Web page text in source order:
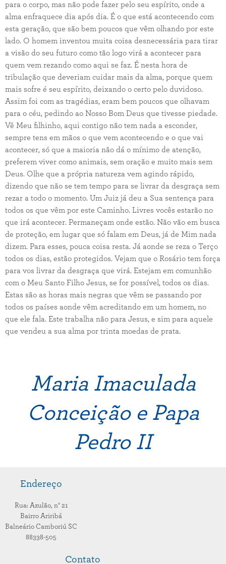
para o corpo, mas não pode fazer pelo seu espírito, onde a
alma enfraquece dia após dia. É o que está acontecendo com
esta geração, que são bem poucos que vêm olhando por este
lado. O homem inventou muita coisa desnecessária para tirar
a visão do seu futuro como tão logo virá a acontecer para
quem vem rezando como aqui se faz. É nesta hora de
tribulação que deveriam cuidar mais da alma, porque quem
mais sofre é seu espírito, deixando o certo pelo duvidoso.
Assim foi com as tragédias, eram bem poucos que olhavam
para o céu, pedindo ao Nosso Bom Deus que tivesse piedade.
Vê Meu filhinho, aqui contigo não tem nada a esconder,
sempre tens em mãos o que vem acontecendo e o que vai
acontecer, só que a maioria não dá o mínimo de atenção,
preferem viver como animais, sem oração e muito mais sem
Deus. Olhe que a própria natureza vem agindo rápido,
dizendo que não se tem tempo para se livrar da desgraça sem
rezar a todo o momento. Um Juiz já deu a Sua sentença para
todos os que vêm por este Caminho. Livres vocês estarão no
que irá acontecer. Permaneçam onde estão. Não vão em busca
de proteção, em lugar que só falam em Deus, já de Mim nada
dizem. Para esses, pouca coisa resta. Já aonde se reza o Terço
todos os dias, estão protegidos. Vejam que o Rosário tem força
para vos livrar da desgraça que virá. Estejam em comunhão
com o Meu Santo Filho Jesus, se for possível, todos os dias.
Estas são as horas mais negras que vêm se passando por
todos os países aonde vêm acreditando em um homem, no
que ele fala. Este trabalha não para Jesus, e sim para aquele
que vendeu a sua alma por trinta moedas de prata.
Maria Imaculada
Conceição e Papa
Pedro II
Endereço
Rua: Azulão, n° 21
Bairro Ariribá
Balneário Camboriú SC
88338-505
Contato